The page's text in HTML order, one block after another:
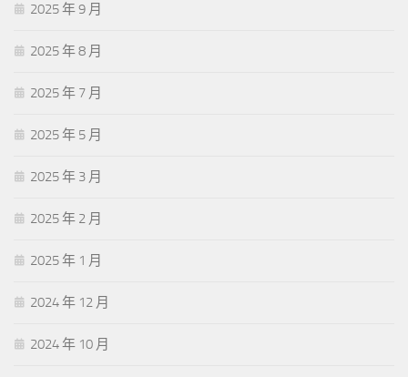
2025 年 9 月
2025 年 8 月
2025 年 7 月
2025 年 5 月
2025 年 3 月
2025 年 2 月
2025 年 1 月
2024 年 12 月
2024 年 10 月